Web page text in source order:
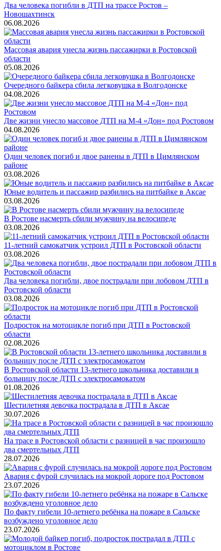
Два человека погибли в ДТП на трассе Ростов –
Новошахтинск
06.08.2026
Массовая авария унесла жизнь пассажирки в Ростовской
области
05.08.2026
Очередного байкера сбила легковушка в Волгодонске
04.08.2026
Две жизни унесло массовое ДТП на М-4 «Дон» под Ростовом
04.08.2026
Один человек погиб и двое ранены в ДТП в Цимлянском
районе
03.08.2026
Юные водитель и пассажир разбились на питбайке в Аксае
03.08.2026
В Ростове насмерть сбили мужчину на велосипеде
03.08.2026
11-летний самокатчик устроил ДТП в Ростовской области
03.08.2026
Два человека погибли, двое пострадали при лобовом ДТП в
Ростовской области
03.08.2026
Подросток на мотоцикле погиб при ДТП в Ростовской
области
02.08.2026
В Ростовской области 13-летнего школьника доставили в
больницу после ДТП с электросамокатом
01.08.2026
Шестилетняя девочка пострадала в ДТП в Аксае
30.07.2026
На трасе в Ростовской области с разницей в час произошло
два смертельных ДТП
28.07.2026
Авария с фурой случилась на мокрой дороге под Ростовом
23.07.2026
По факту гибели 10-летнего ребёнка на пожаре в Сальске
возбуждено уголовное дело
23.07.2026